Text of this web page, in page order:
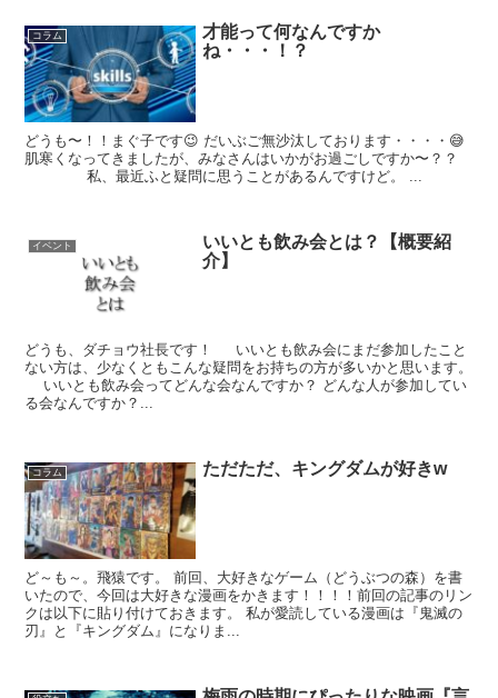
コラム
才能って何なんですか
ね・・・！？
どうも〜！！まぐ子です😉 だいぶご無沙汰しております・・・・😅
肌寒くなってきましたが、みなさんはいかがお過ごしですか〜？？
私、最近ふと疑問に思うことがあるんですけど。 ...
イベント
いいとも飲み会とは？【概要紹
介】
どうも、ダチョウ社長です！ いいとも飲み会にまだ参加したこと
ない方は、少なくともこんな疑問をお持ちの方が多いかと思います。
いいとも飲み会ってどんな会なんですか？ どんな人が参加してい
る会なんですか？...
コラム ただただ、キングダムが好きw
ど～も～。飛猿です。 前回、大好きなゲーム（どうぶつの森）を書
いたので、今回は大好きな漫画をかきます！！！！前回の記事のリン
クは以下に貼り付けておきます。 私が愛読している漫画は『鬼滅の
刃』と『キングダム』になりま...